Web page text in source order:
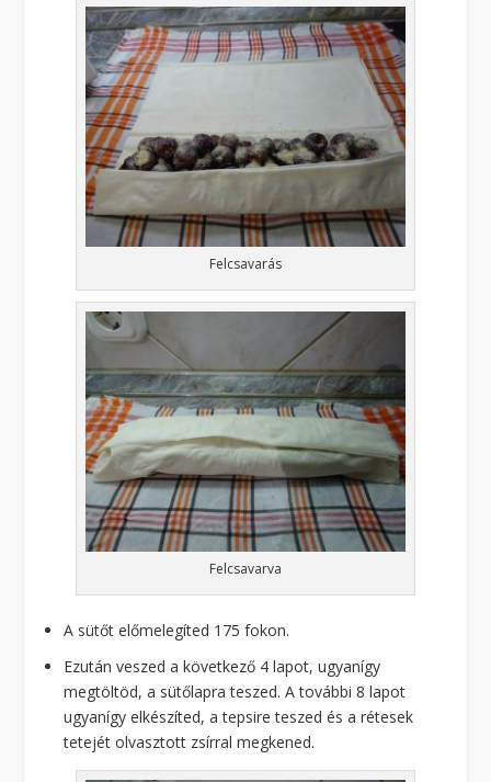
Felcsavarás
Felcsavarva
A sütőt előmelegíted 175 fokon.
Ezután veszed a következő 4 lapot, ugyanígy
megtöltöd, a sütőlapra teszed. A további 8 lapot
ugyanígy elkészíted, a tepsire teszed és a rétesek
tetejét olvasztott zsírral megkened.